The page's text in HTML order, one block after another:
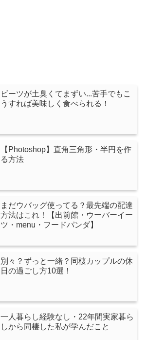
ビーツが土臭くてまずい...苦手でもこ
うすれば美味しく食べられる！
【Photoshop】直角三角形・半円を作
る方法
まだウバッグ使ってる？最先端の配達
方法はこれ！【出前館・ウーバーイー
ツ・menu・フードパンダ】
別々？ずっと一緒？同棲カップルの休
日の過ごし方10選！
一人暮らし経験なし・22年間実家暮ら
しから同棲した私が学んだこと